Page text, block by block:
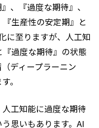
、『過度な期待』、
『生産性の安定期』と
に至りますが、人工知
過度な期待』の状態
ディープラーニン
。
工知能に過度な期待
思いもあります。AI